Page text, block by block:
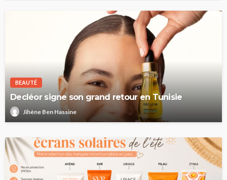
BEAUTÉ
Decléor signe son grand retour en Tunisie
Jihène Ben Hassine